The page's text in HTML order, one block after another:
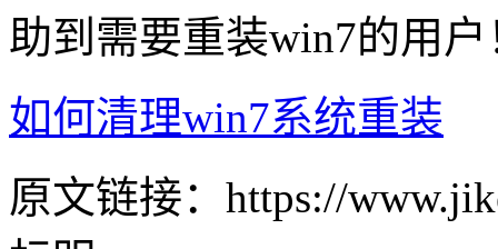
助到需要重装win7的用户
如何清理win7系统重装
原文链接：https://